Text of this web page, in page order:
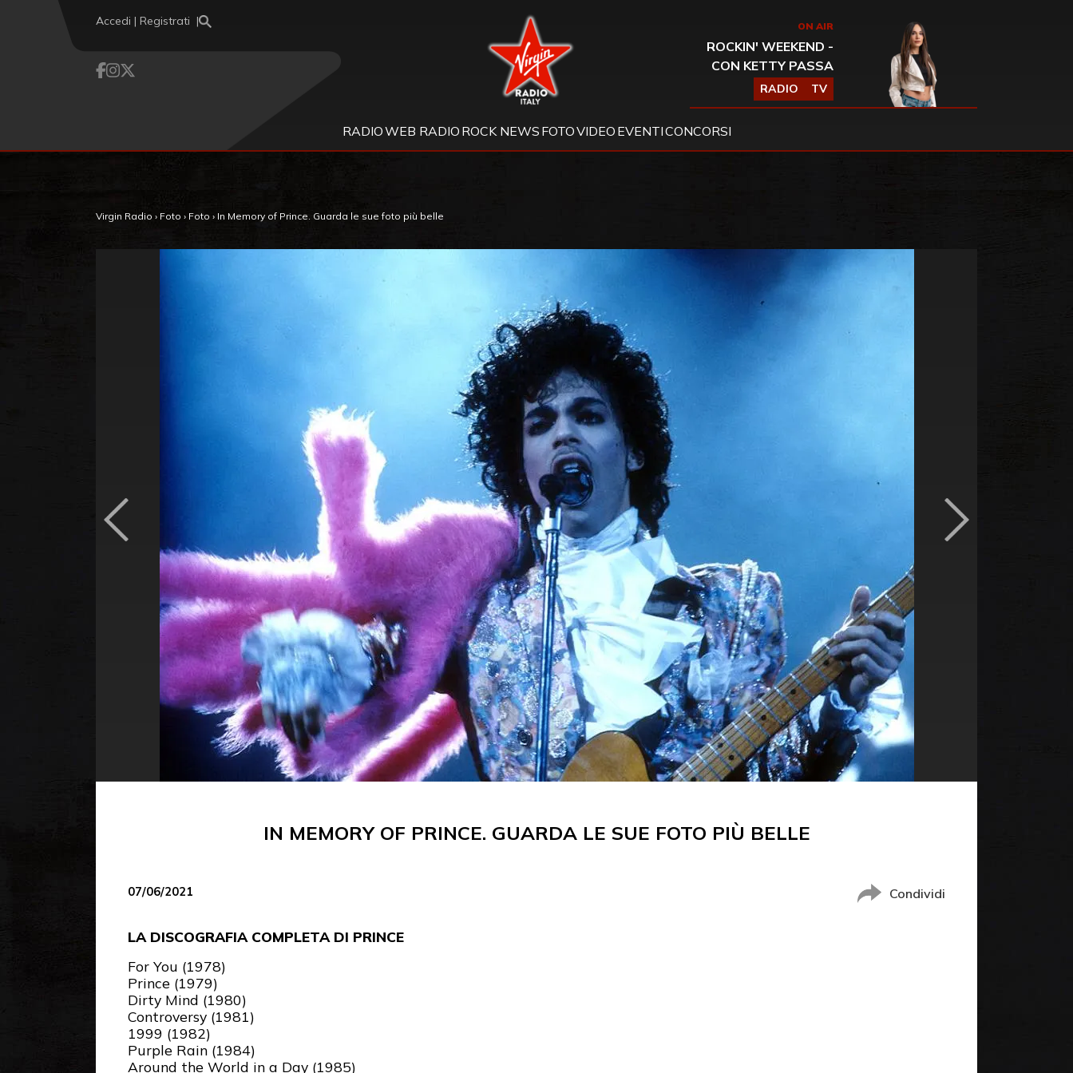
Accedi | Registrati Virgin Radio ON AIR
ROCKIN' WEEKEND -
CON KETTY PASSA
RADIO TV
RADIOWEB RADIO ROCK NEWS FOTOVIDEO EVENTICONCORSI
Virgin Radio › Foto › Foto › In Memory of Prince. Guarda le sue foto più belle
IN MEMORY OF PRINCE. GUARDA LE SUE FOTO PIÙ BELLE
07/06/2021 Condividi
LA DISCOGRAFIA COMPLETA DI PRINCE
For You (1978)
Prince (1979)
Dirty Mind (1980)
Controversy (1981)
1999 (1982)
Purple Rain (1984)
Around the World in a Day (1985)